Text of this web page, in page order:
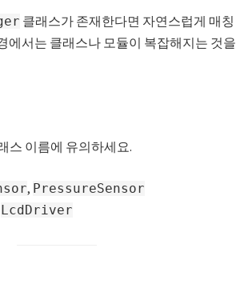
클래스가 존재한다면 자연스럽게 매칭
서는 클래스나 모듈이 복잡해지는 것
스 이름에 유의하세요.
, PressureSensor
LcdDriver